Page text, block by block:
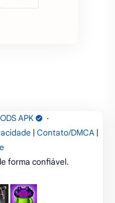
APK
‧
| Contato/DMCA |
forma confiável.